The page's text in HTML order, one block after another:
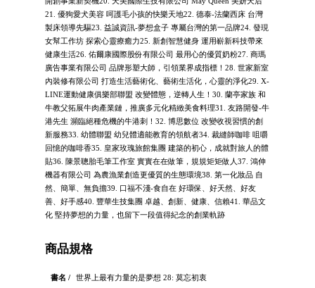
21. 優狗愛犬美容 呵護毛小孩的快樂天地22. 德泰-法蘭西床 台灣
製床領導先驅23. 益誠資訊-夢想盒子 專屬台灣的第一品牌24. 發現
女幫工作坊 探索心靈療癒力25. 新創智慧健身 運用嶄新科技帶來
健康生活26. 佑爾康國際股份有限公司 最用心的優質奶粉27. 商瑪
廣告事業有限公司 品牌形塑大師，引領業界成指標！28. 世家新室
內裝修有限公司 打造生活藝術化、藝術生活化，心靈的淨化29. X-
LINE運動健康俱樂部聯盟 改變體態，逆轉人生！30. 蘭亭家族 和
牛教父拓展牛肉產業鏈，推廣多元化精緻美食料理31. 友路開發-牛
港先生 瀕臨絕種危機的牛港刺！32. 博思數位 改變收視習慣的創
新服務33. 幼體聯盟 幼兒體適能教育的領航者34. 裁縫師咖啡 咀嚼
回憶的咖啡香35. 皇家玫瑰旅館集團 建築的初心，成就對旅人的體
貼36. 陳景聰胎毛筆工作室 實實在在做筆，規規矩矩做人37. 鴻伸
機器有限公司 為農漁業創造更優質的生態環境38. 第一化妝品 自
然、簡單、無負擔39. 口福不淺-食自在 好環保、好天然、好友
善、好手感40. 豐華生技集團 卓越、創新、健康、信賴41. 華品文
化 堅持夢想的力量，也留下一段值得紀念的創業軌跡
商品規格
書名 /
世界上最有力量的是夢想 28: 莫忘初衷